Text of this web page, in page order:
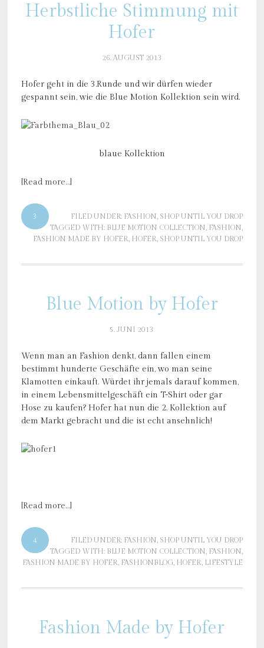
Herbstliche Stimmung mit
Hofer
26. AUGUST 2013
Hofer geht in die 3.Runde und wir dürfen wieder
gespannt sein, wie die Blue Motion Kollektion sein wird.
blaue Kollektion
[Read more…]
3 FILED UNDER: FASHION, SHOP UNTIL YOU DROP
TAGGED WITH: BLUE MOTION COLLECTION, FASHION,
FASHION MADE BY HOFER, HOFER, SHOP UNTIL YOU DROP
Blue Motion by Hofer
5. JUNI 2013
Wenn man an Fashion denkt, dann fallen einem
bestimmt hunderte Geschäfte ein, wo man seine
Klamotten einkauft. Würdet ihr jemals darauf kommen,
in einem Lebensmittelgeschäft ein T-Shirt oder gar
Hose zu kaufen? Hofer hat nun die 2. Kollektion auf
dem Markt gebracht und die ist echt ansehnlich!
[Read more…]
4 FILED UNDER: FASHION, SHOP UNTIL YOU DROP
TAGGED WITH: BLUE MOTION COLLECTION, FASHION,
FASHION MADE BY HOFER, FASHIONBLOG, HOFER, LIFESTYLE
Fashion Made by Hofer